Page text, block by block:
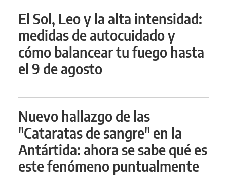
El Sol, Leo y la alta intensidad:
medidas de autocuidado y
cómo balancear tu fuego hasta
el 9 de agosto
Nuevo hallazgo de las
"Cataratas de sangre" en la
Antártida: ahora se sabe qué es
este fenómeno puntualmente